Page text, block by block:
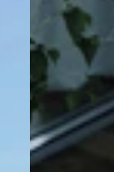
you choose.